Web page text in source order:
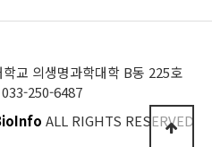
교 의생명과학대학 B동 225호
250-6487
ALL RIGHTS RESERVED